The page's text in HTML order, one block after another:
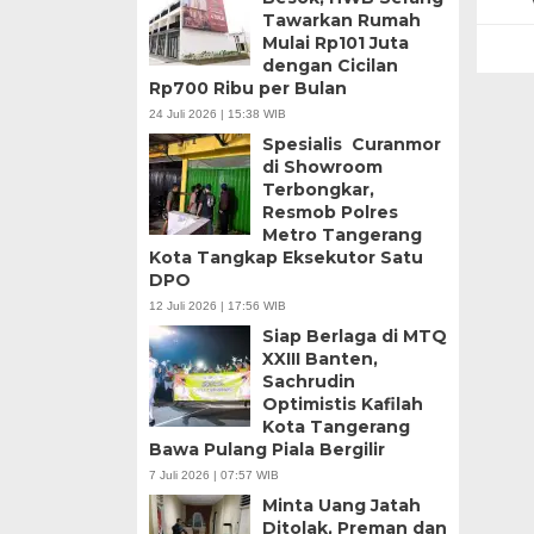
Tawarkan Rumah
Mulai Rp101 Juta
dengan Cicilan
Rp700 Ribu per Bulan
24 Juli 2026 | 15:38 WIB
Spesialis Curanmor
di Showroom
Terbongkar,
Resmob Polres
Metro Tangerang
Kota Tangkap Eksekutor Satu
DPO
12 Juli 2026 | 17:56 WIB
Siap Berlaga di MTQ
XXIII Banten,
Sachrudin
Optimistis Kafilah
Kota Tangerang
Bawa Pulang Piala Bergilir
7 Juli 2026 | 07:57 WIB
Minta Uang Jatah
Ditolak, Preman dan